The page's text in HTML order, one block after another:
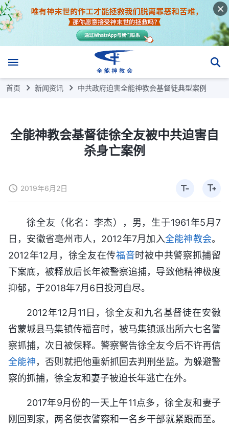
首页 新闻资讯 中共政府迫害全能神教会基督徒典型案例
全能神教会基督徒徐全友被中共迫害自
杀身亡案例
2019年6月2日
徐全友（化名：李杰），男，生于1961年5月7
日，安徽省亳州市人，2012年7月加入全能神教会。
2012年12月，徐全友在传福音时被中共警察抓捕留
下案底，被释放后长年被警察追捕，导致他精神极度
抑郁，于2018年7月6日投河自尽。
2012年12月11日，徐全友和九名基督徒在安徽
省蒙城县马集镇传福音时，被马集镇派出所六七名警
察抓捕，次日被保释。警察警告徐全友今后不许再信
全能神，否则就把他重新抓回去判刑坐监。为躲避警
察的抓捕，徐全友和妻子被迫长年逃亡在外。
2017年9月份的一天上午11点多，徐全友和妻子
刚回到家，两名便衣警察和一名乡干部就紧跟而至。